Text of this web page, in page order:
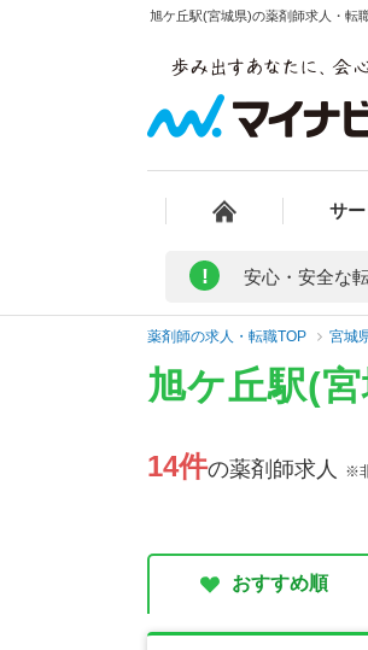
旭ケ丘駅(宮城県)の薬剤師求人・転
サ
! 安心・安全な
薬剤師の求人・転職TOP 宮城
旭ケ丘駅(
14件の薬剤師求人 ※
おすすめ順